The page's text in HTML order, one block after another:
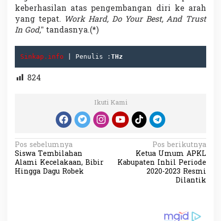
keberhasilan atas pengembangan diri ke arah
yang tepat. Work Hard, Do Your Best, And Trust
In God,” tandasnya.(*)
Sinkap.info | Penulis : THz
824
Ikuti Kami
N
a
v
Pos sebelumnya
Siswa Tembilahan
Alami Kecelakaan, Bibir
Hingga Dagu Robek
Pos berikutnya
Ketua Umum APKL
Kabupaten Inhil Periode
2020-2023 Resmi
Dilantik